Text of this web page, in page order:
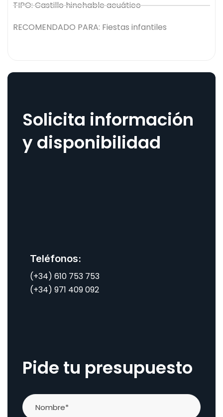
TIPO: Castillo hinchable acuático
RECOMENDADO PARA: Fiestas infantiles
Solicita información
y disponibilidad
Teléfonos:
(+34) 610 753 753
(+34) 971 409 092
Pide tu presupuesto